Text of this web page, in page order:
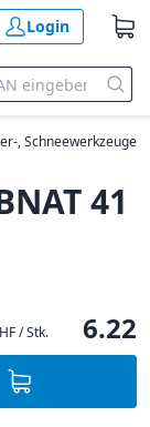
Login
, Schneewerkzeuge
41
/ Stk. 6.22